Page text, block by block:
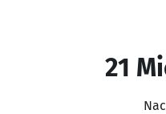
21